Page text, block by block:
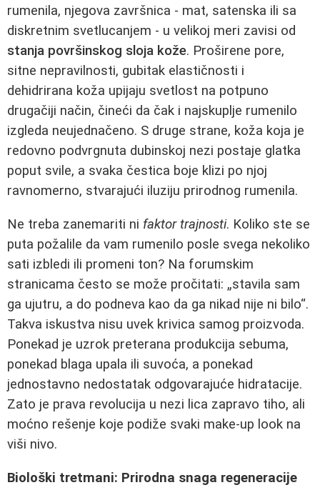
rumenila, njegova završnica - mat, satenska ili sa
diskretnim svetlucanjem - u velikoj meri zavisi od
stanja površinskog sloja kože. Proširene pore,
sitne nepravilnosti, gubitak elastičnosti i
dehidrirana koža upijaju svetlost na potpuno
drugačiji način, čineći da čak i najskuplje rumenilo
izgleda neujednačeno. S druge strane, koža koja je
redovno podvrgnuta dubinskoj nezi postaje glatka
poput svile, a svaka čestica boje klizi po njoj
ravnomerno, stvarajući iluziju prirodnog rumenila.
Ne treba zanemariti ni faktor trajnosti. Koliko ste se
puta požalile da vam rumenilo posle svega nekoliko
sati izbledi ili promeni ton? Na forumskim
stranicama često se može pročitati: „stavila sam
ga ujutru, a do podneva kao da ga nikad nije ni bilo“.
Takva iskustva nisu uvek krivica samog proizvoda.
Ponekad je uzrok preterana produkcija sebuma,
ponekad blaga upala ili suvoća, a ponekad
jednostavno nedostatak odgovarajuće hidratacije.
Zato je prava revolucija u nezi lica zapravo tiho, ali
moćno rešenje koje podiže svaki make-up look na
viši nivo.
Biološki tretmani: Prirodna snaga regeneracije